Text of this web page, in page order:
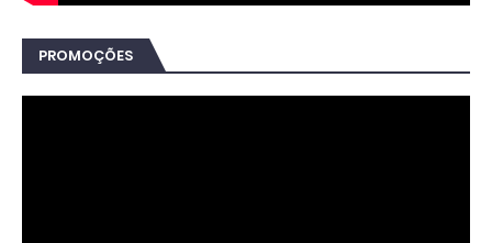
PROMOÇÕES